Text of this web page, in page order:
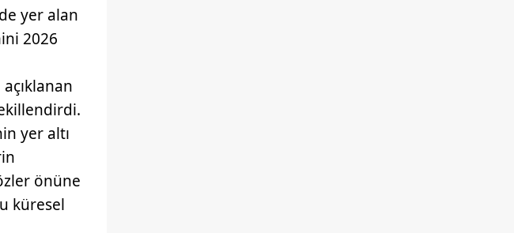
yer alan
2026
yer altı
önüne
küresel